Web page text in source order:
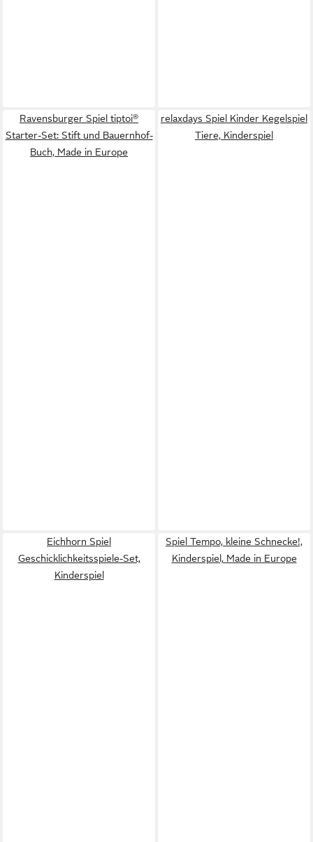
Ravensburger Spiel tiptoi®
Starter-Set: Stift und Bauernhof-
Buch, Made in Europe
relaxdays Spiel Kinder Kegelspiel
Tiere, Kinderspiel
Eichhorn Spiel
Geschicklichkeitsspiele-Set,
Kinderspiel
Spiel Tempo, kleine Schnecke!,
Kinderspiel, Made in Europe